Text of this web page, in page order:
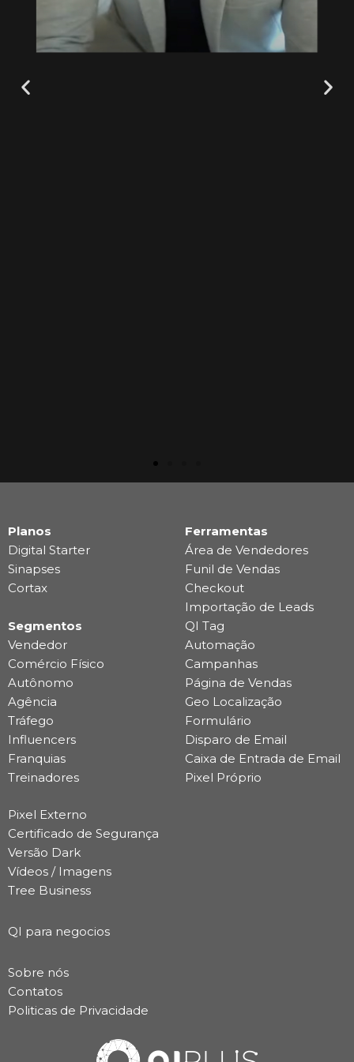
Planos
Digital Starter
Sinapses
Cortax
Segmentos
Vendedor
Comércio Físico
Autônomo
Agência
Tráfego
Influencers
Franquias
Treinadores
Ferramentas
Área de Vendedores
Funil de Vendas
Checkout
Importação de Leads
QI Tag
Automação
Campanhas
Página de Vendas
Geo Localização
Formulário
Disparo de Email
Caixa de Entrada de Email
Pixel Próprio
Pixel Externo
Certificado de Segurança
Versão Dark
Vídeos / Imagens
Tree Business
QI para negocios
Sobre nós
Contatos
Politicas de Privacidade